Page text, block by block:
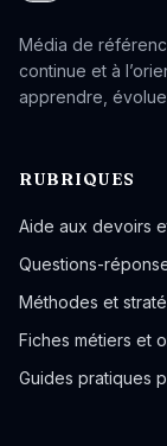
Média de
continue et à
apprendre,
RUBRIQUES
Aide aux devoirs
Questions-
Méthodes et
Fiches métiers et
Guides pratiques